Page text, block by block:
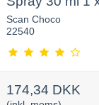
Scan Choco
22540
174,34 DKK